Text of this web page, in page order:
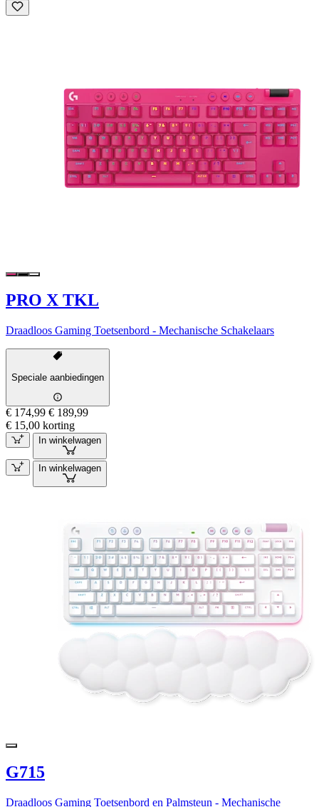
PRO X TKL
Draadloos Gaming Toetsenbord - Mechanische Schakelaars
Speciale aanbiedingen
€ 174,99 € 189,99
€ 15,00 korting
In winkelwagen
In winkelwagen
G715
Draadloos Gaming Toetsenbord en Palmsteun - Mechanische